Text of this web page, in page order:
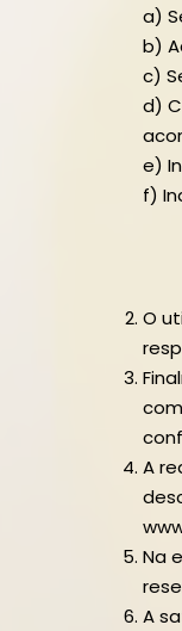
a)
b)
c)
d)
e)
f)
O
A
Na
A